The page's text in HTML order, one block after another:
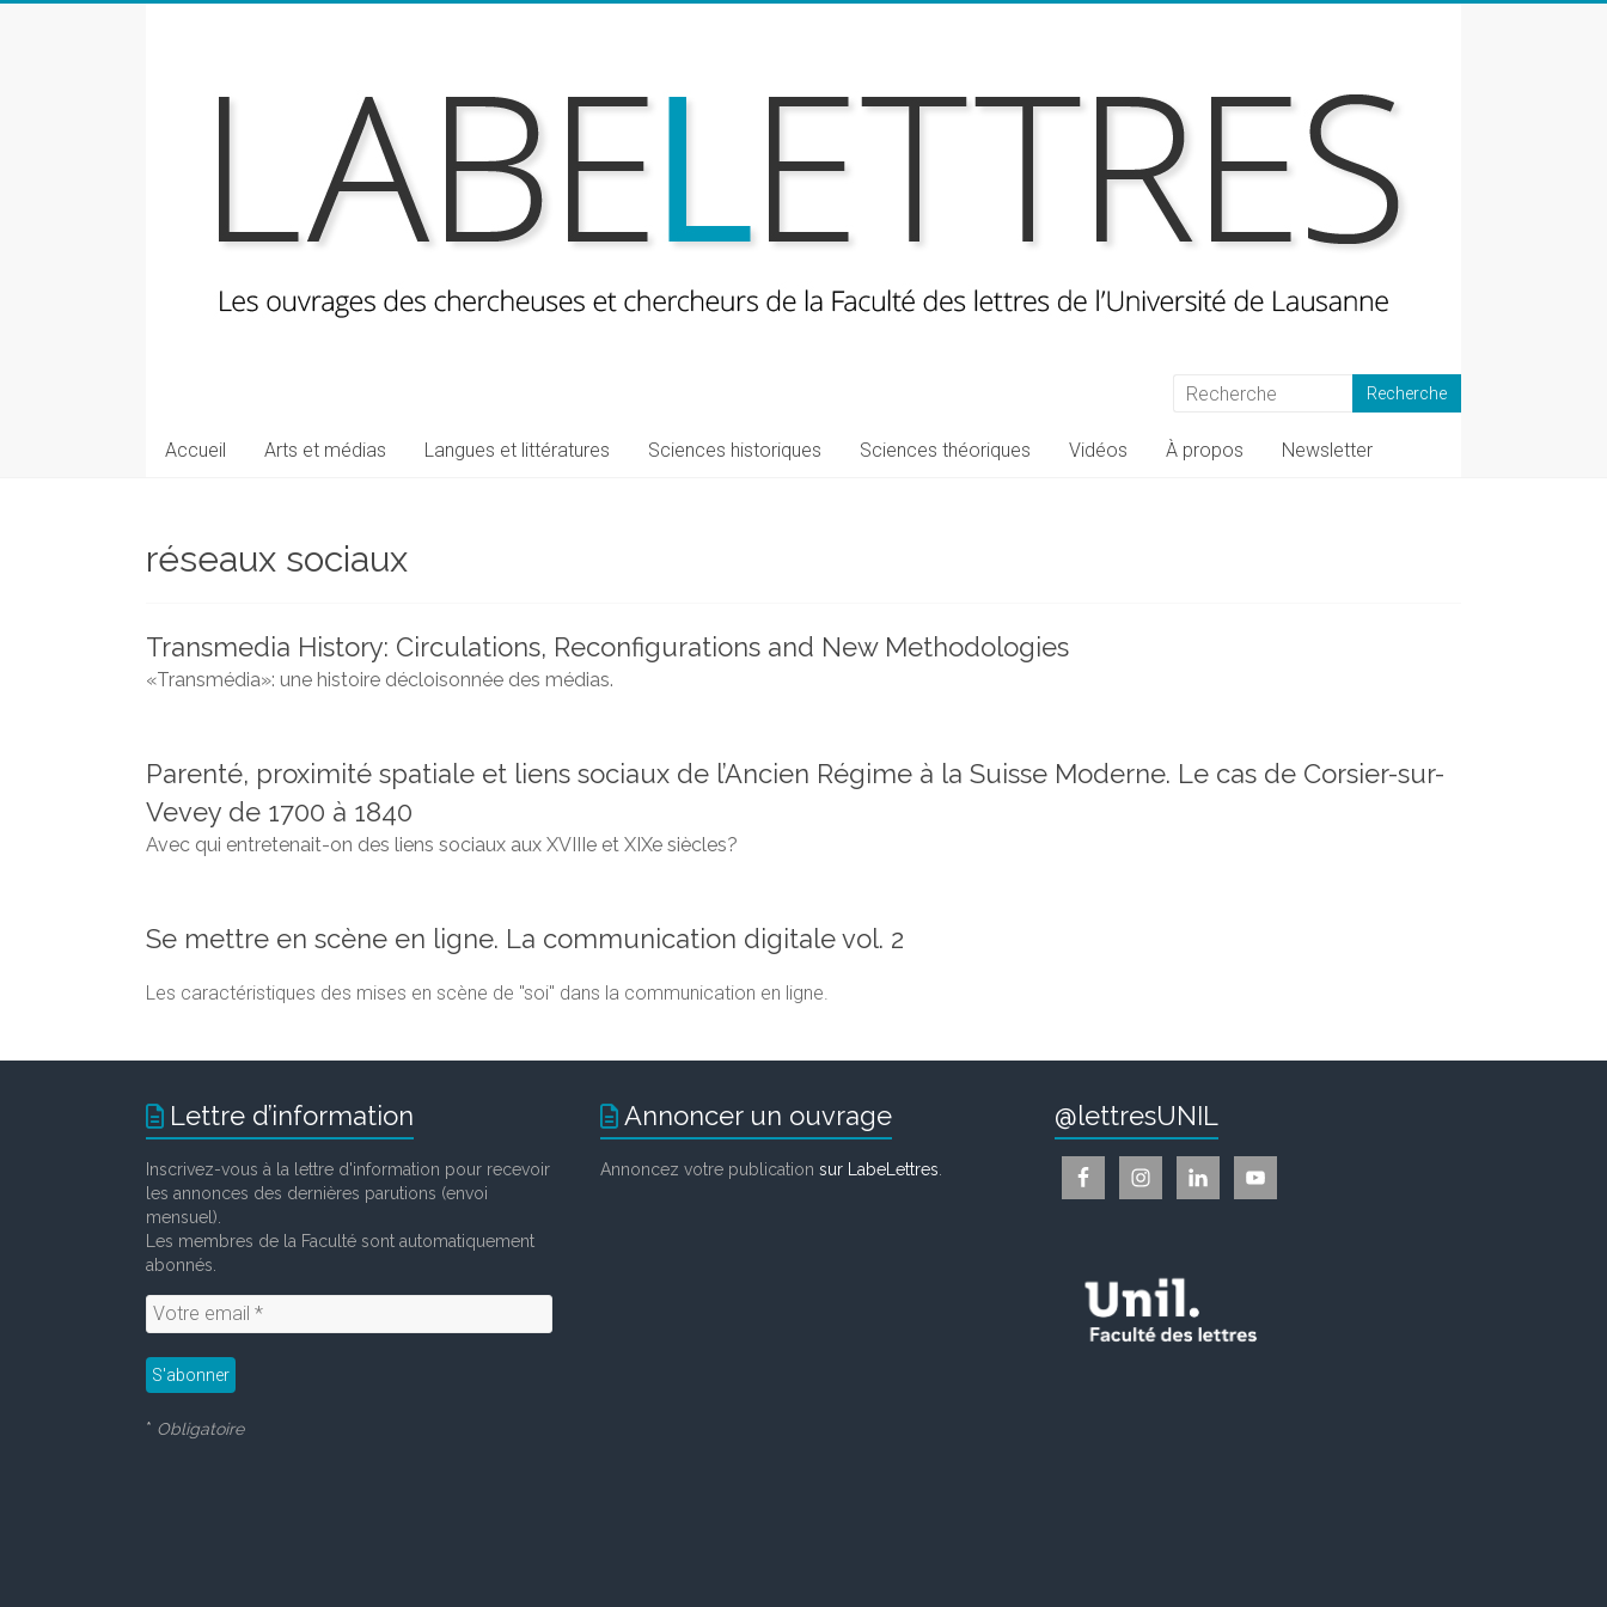
Les
et
la
Faculté
Accueil Arts et médias Langues et littératures Sciences historiques Sciences théoriques Vidéos À propos Newsletter
réseaux sociaux
Transmedia History: Circulations, Reconfigurations and New Methodologies
«Transmédia»: une histoire décloisonnée des médias.
Parenté, proximité spatiale et liens sociaux de l’Ancien Régime à la Suisse Moderne. Le cas de Corsier-sur-
Vevey de 1700 à 1840
Avec qui entretenait-on des liens sociaux aux XVIIIe et XIXe siècles?
Se mettre en scène en ligne. La communication digitale vol. 2
Les caractéristiques des mises en scène de "soi" dans la communication en ligne.
Lettre d’information
Inscrivez-vous à la lettre d'information pour recevoir
les annonces des dernières parutions (envoi
mensuel).
Les membres de la Faculté sont automatiquement
abonnés.
* Obligatoire
Annoncer un ouvrage
Annoncez votre publication sur LabeLettres
@lettresUNIL